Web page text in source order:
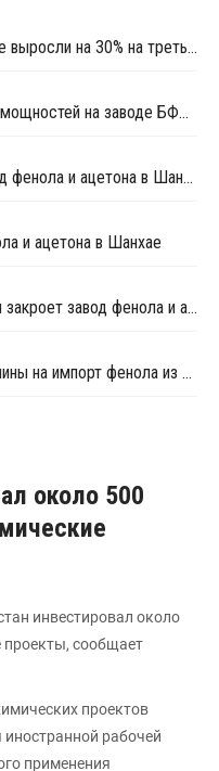
Запасы ацетона в Восточном Китае выросли на 30% на третьей неделе декабря
Shandong Lihuayi снизила загрузку мощностей на заводе БФА в Дуньине
Cepsa Quimica перезапустила завод фенола и ацетона в Шанхае
и ацетона в Шанхае
Cepsa Quimica в середине декабря закроет завод фенола и ацетона в Шанхае
Китай ввел антидемпинговые пошлины на импорт фенола из ряда стран
около 500
инвестировал около
проекты, сообщает
проектов
рабочей
применения